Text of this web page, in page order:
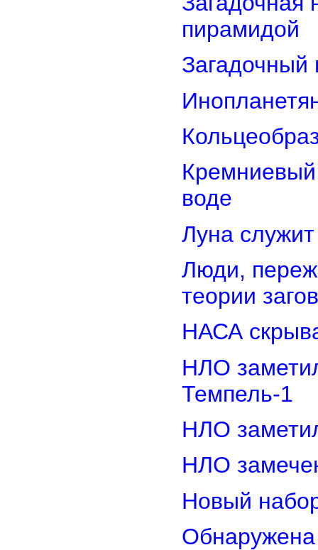
пирамидой
воде
Луна
Люди,
теории
НАСА
НЛО
Темпель-1
НЛО
НЛО
Новый
Обнаружена